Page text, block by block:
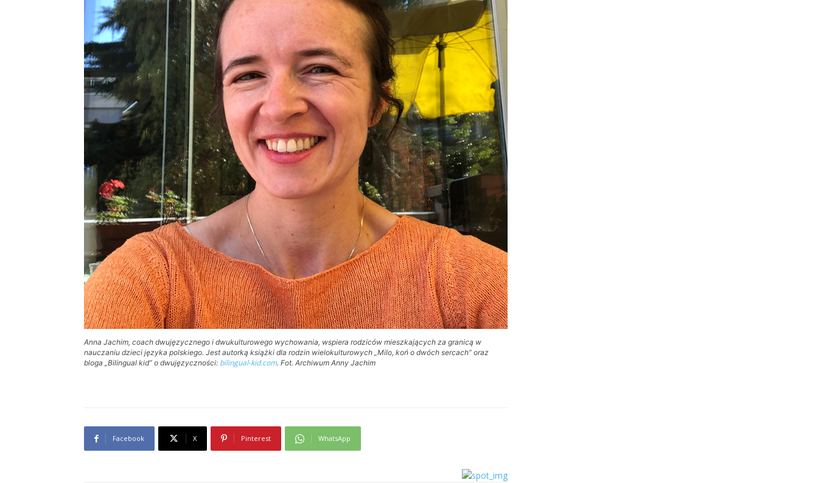
Anna Jachim, coach dwujęzycznego i dwukulturowego wychowania, wspiera rodziców mieszkających za granicą w
nauczaniu dzieci języka polskiego. Jest autorką książki dla rodzin wielokulturowych „Milo, koń o dwóch sercach” oraz
bloga „Bilingual kid” o dwujęzyczności: bilingual-kid.com. Fot. Archiwum Anny Jachim
Facebook X Pinterest WhatsApp